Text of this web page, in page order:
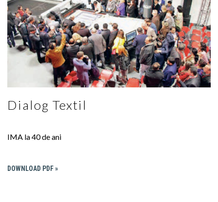
Dialog Textil
IMA la 40 de ani
DOWNLOAD PDF »